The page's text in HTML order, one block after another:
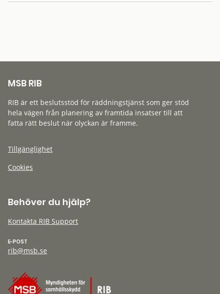
MSB RIB
RIB är ett beslutsstöd för räddningstjänst som ger stöd
hela vägen från planering av framtida insatser till att
fatta rätt beslut när olyckan är framme.
Tillgänglighet
Cookies
Behöver du hjälp?
Kontakta RIB Support
E-POST
rib@msb.se